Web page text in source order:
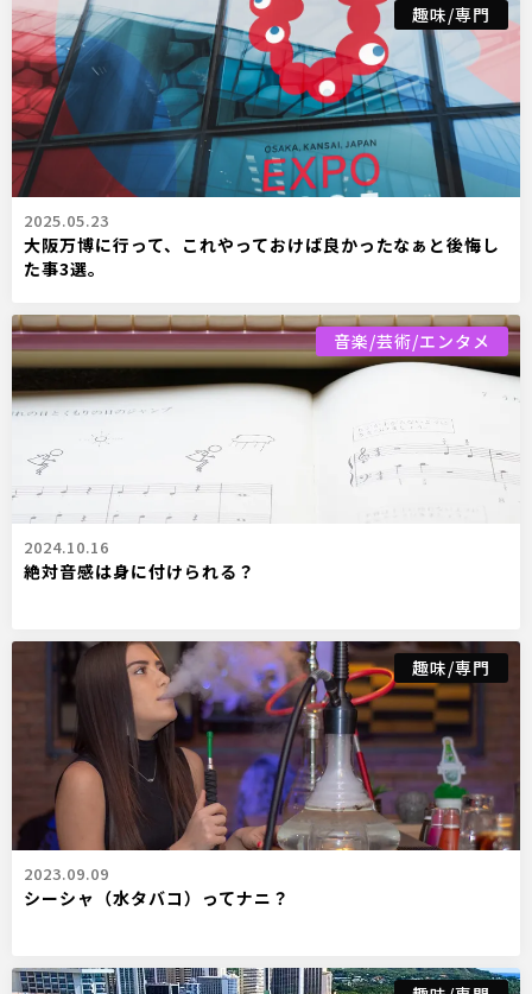
趣味/専門
2025.05.23
大阪万博に行って、これやっておけば良かったなぁと後悔し
た事3選。
音楽/芸術/エンタメ
2024.10.16
絶対音感は身に付けられる？
趣味/専門
2023.09.09
シーシャ（水タバコ）ってナニ？